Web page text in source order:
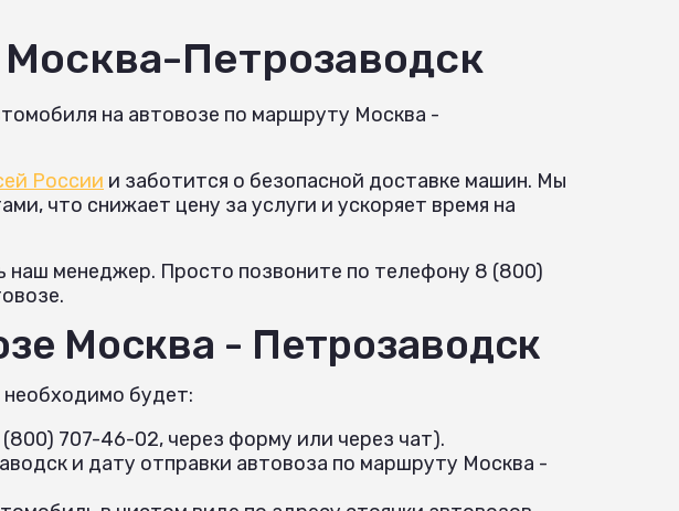
Петрозаводск
на автовозе по маршруту Москва -
России и заботится о безопасной доставке машин. Мы
что снижает цену за услуги и ускоряет время на
наш менеджер. Просто позвоните по телефону 8 (800)
Москва - Петрозаводск
будет:
707-46-02, через форму или через чат).
и дату отправки автовоза по маршруту Москва -